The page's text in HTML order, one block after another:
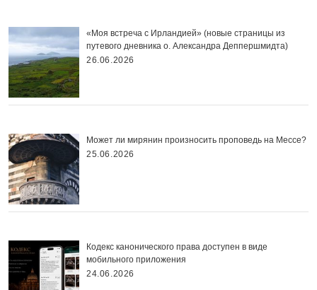
«Моя встреча с Ирландией» (новые страницы из
путевого дневника о. Александра Деппершмидта)
26.06.2026
Может ли мирянин произносить проповедь на Мессе?
25.06.2026
Кодекс канонического права доступен в виде
мобильного приложения
24.06.2026